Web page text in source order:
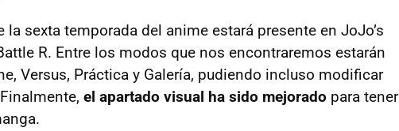
sexta temporada del anime estará presente en JoJo’s
R. Entre los modos que nos encontraremos estarán
Versus, Práctica y Galería, pudiendo incluso modificar
el apartado visual ha sido mejorado para tener